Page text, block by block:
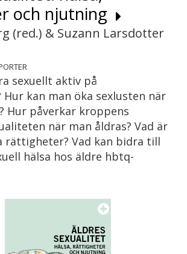
och njutning
(red.) & Suzann Larsdotter
sexuellt aktiv på
Hur kan man öka sexlusten när
Hur påverkar kroppens
när man åldras? Vad är
rättigheter? Vad kan bidra till
hälsa hos äldre hbtq-